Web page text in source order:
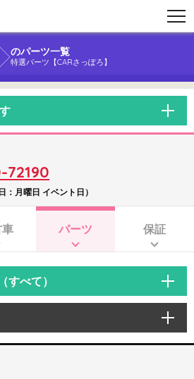
のパーツ一覧
特選パーツ【CARさっぽろ】
月曜日 イベント日）
パーツ 保証
すべて）